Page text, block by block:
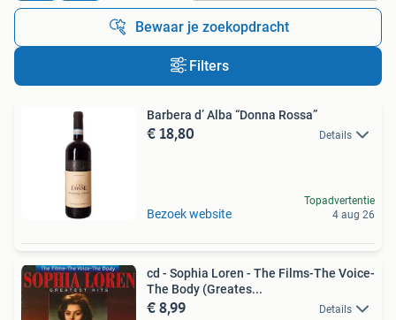
Bewaar je zoekopdracht
Filters
Barbera d’ Alba “Donna Rossa”
€ 18,80 Details
Bezoek website
Topadvertentie
4 aug 26
cd - Sophia Loren - The Films-The Voice-
The Body (Greates...
€ 8,99 Details